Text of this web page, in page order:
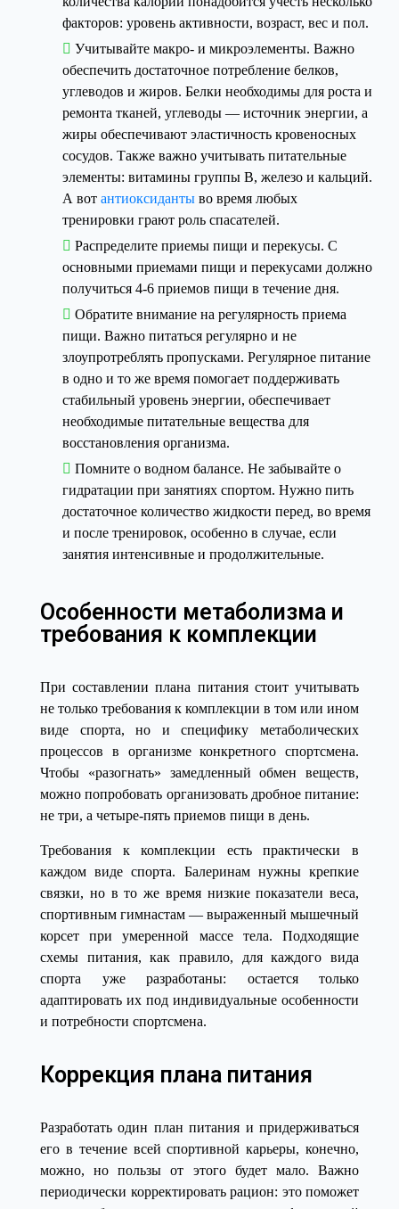
факторов: уровень активности, возраст, вес и пол.
Учитывайте макро- и микроэлементы. Важно
обеспечить достаточное потребление белков,
углеводов и жиров. Белки необходимы для роста и
ремонта тканей, углеводы — источник энергии, а
жиры обеспечивают эластичность кровеносных
сосудов. Также важно учитывать питательные
элементы: витамины группы В, железо и кальций.
А вот антиоксиданты во время любых
тренировки грают роль спасателей.
Распределите приемы пищи и перекусы. С
основными приемами пищи и перекусами должно
получиться 4-6 приемов пищи в течение дня.
Обратите внимание на регулярность приема
пищи. Важно питаться регулярно и не
злоупротреблять пропусками. Регулярное питание
в одно и то же время помогает поддерживать
стабильный уровень энергии, обеспечивает
необходимые питательные вещества для
восстановления организма.
Помните о водном балансе. Не забывайте о
гидратации при занятиях спортом. Нужно пить
достаточное количество жидкости перед, во время
и после тренировок, особенно в случае, если
занятия интенсивные и продолжительные.
Особенности метаболизма и
требования к комплекции
При составлении плана питания стоит учитывать
не только требования к комплекции в том или ином
виде спорта, но и специфику метаболических
процессов в организме конкретного спортсмена.
Чтобы «разогнать» замедленный обмен веществ,
можно попробовать организовать дробное питание:
не три, а четыре-пять приемов пищи в день.
Требования к комплекции есть практически в
каждом виде спорта. Балеринам нужны крепкие
связки, но в то же время низкие показатели веса,
спортивным гимнастам — выраженный мышечный
корсет при умеренной массе тела. Подходящие
схемы питания, как правило, для каждого вида
спорта уже разработаны: остается только
адаптировать их под индивидуальные особенности
и потребности спортсмена.
Коррекция плана питания
Разработать один план питания и придерживаться
его в течение всей спортивной карьеры, конечно,
можно, но пользы от этого будет мало. Важно
периодически корректировать рацион: это поможет